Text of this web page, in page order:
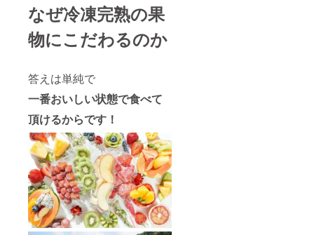
なぜ冷凍完熟の果
物にこだわるのか
答えは単純で
一番おいしい状態で食べて
頂けるからです！